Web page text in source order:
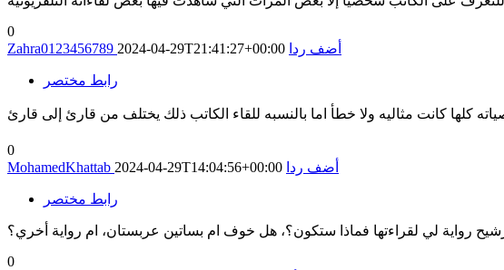
0
Zahra0123456789 2024-04-29T21:41:27+00:00 أضف ردا
رابط مختصر
0
MohamedKhattab 2024-04-29T14:04:56+00:00 أضف ردا
رابط مختصر
رواية لي لقراءتها فماذا ستكون؟، هل خوف ام بساتين عربستان، ام رواية أخري؟
0